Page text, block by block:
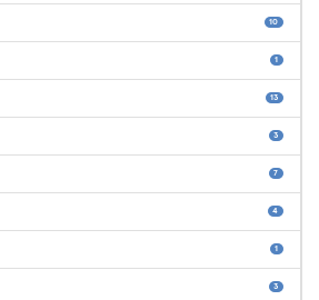
10
1
13
3
7
4
1
3